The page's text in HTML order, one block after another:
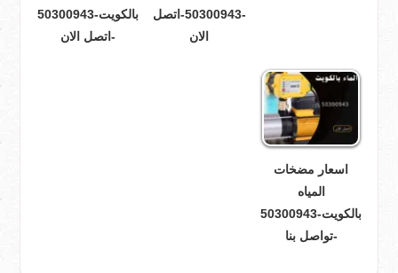
-50300943-اتصل
الان
بالكويت-50300943
-اتصل الان
اسعار مضخات
المياه
بالكويت-50300943
-تواصل بنا